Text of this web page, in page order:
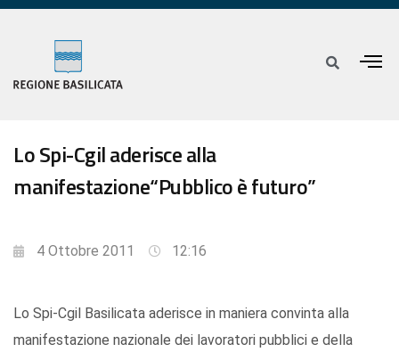
Lo Spi-Cgil aderisce alla
manifestazione“Pubblico è futuro”
4 Ottobre 2011 12:16
Lo Spi-Cgil Basilicata aderisce in maniera convinta alla
manifestazione nazionale dei lavoratori pubblici e della